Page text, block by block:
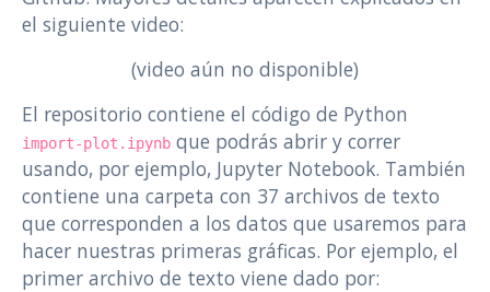
el siguiente video:
(video aún no disponible)
El repositorio contiene el código de Python
import-plot.ipynb que podrás abrir y correr
usando, por ejemplo, Jupyter Notebook. También
contiene una carpeta con 37 archivos de texto
que corresponden a los datos que usaremos para
hacer nuestras primeras gráficas. Por ejemplo, el
primer archivo de texto viene dado por: